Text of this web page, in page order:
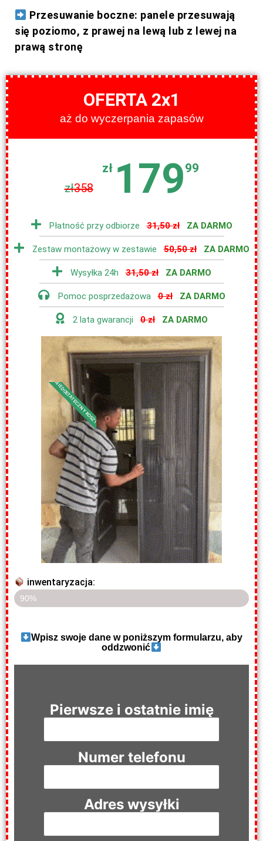
Przesuwanie boczne: panele przesuwają
się poziomo, z prawej na lewą lub z lewej na
prawą stronę
OFERTA 2x1
aż do wyczerpania zapasów
zł358
zł 17999
Płatność przy odbiorze31,50 zł ZA DARMO
Zestaw montażowy w zestawie50,50 zł ZA DARMO
Wysyłka 24h31,50 zł ZA DARMO
Pomoc posprzedażowa0 zł ZA DARMO
2 lata gwarancji0 zł ZA DARMO
NIEDOSTATECZNY KOSZT
inwentaryzacja:
Ostatnie 4 sztuki
90%
Wpisz swoje dane w poniższym formularzu, aby
oddzwonić
Pierwsze i ostatnie imię
Numer telefonu
Adres wysyłki